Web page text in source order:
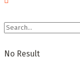
No Result